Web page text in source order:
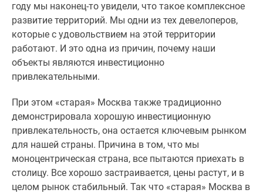
году мы наконец-то увидели, что такое комплексное
развитие территорий. Мы одни из тех девелоперов,
которые с удовольствием на этой территории
работают. И это одна из причин, почему наши
объекты являются инвестиционно
привлекательными.
При этом «старая» Москва также традиционно
демонстрировала хорошую инвестиционную
привлекательность, она остается ключевым рынком
для нашей страны. Причина в том, что мы
моноцентрическая страна, все пытаются приехать в
столицу. Все хорошо застраивается, цены растут, и в
целом рынок стабильный. Так что «старая» Москва в